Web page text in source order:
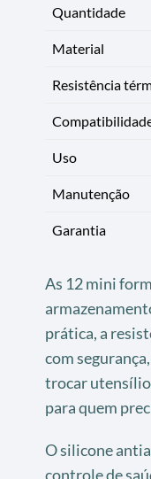
Quantidade
Material
Resistência
Uso
Manutenção
Garantia
As 12 mini
prática, a
com
trocar
para quem
O silicone
controle de